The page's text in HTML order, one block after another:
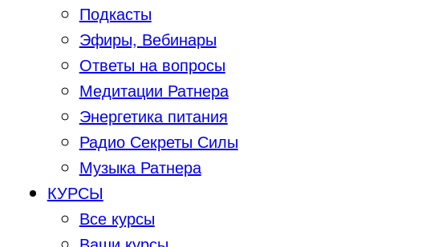
Подкасты
Эфиры, Вебинары
Ответы на вопросы
Медитации Ратнера
Энергетика питания
Радио Секреты Силы
Музыка Ратнера
КУРСЫ
Все курсы